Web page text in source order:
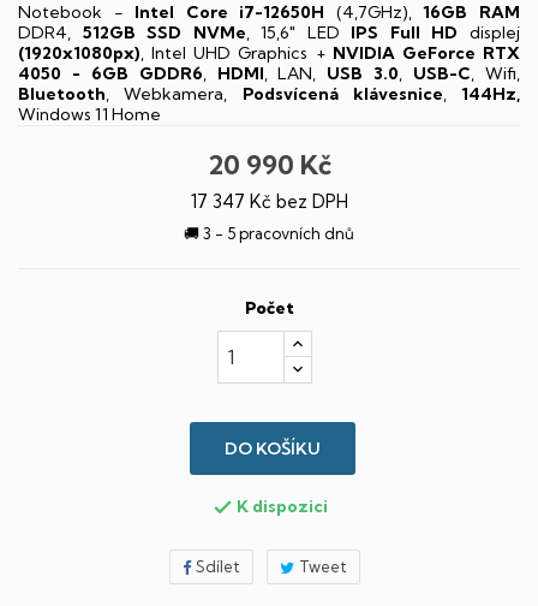
Notebook - Intel Core i7-12650H (4,7GHz),16GB RAM
DDR4, 512GB SSD NVMe, 15,6" LED IPS Full HD displej
(1920x1080px), Intel UHD Graphics + NVIDIA GeForce RTX
4050 - 6GB GDDR6, HDMI, LAN, USB 3.0, USB-C, Wifi,
Bluetooth, Webkamera, Podsvícená klávesnice, 144Hz,
Windows 11 Home
20 990 Kč
17 347 Kč bez DPH
🚚 3 - 5 pracovních dnů
Počet
DO KOŠÍKU
 K dispozici
Sdílet Tweet